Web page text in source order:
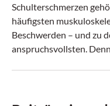
Schulterschmerzen
häufigsten
Beschwerden – und zu
anspruchsvollsten.